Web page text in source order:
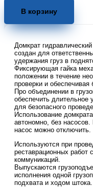
Домкрат
TOR
HHYG-
20100LS
(ДГ20П100Г)
20
т
с
фиксирующей
гайкой
В корзину
Домкрат
создан для
удержания груз в
Фиксирующая гайка
положении в течение
проверки и обеспечивая
Про объединении в
обеспечить длительное
для безопасного
Использование
автономно, без
насос можно отключить.
Используются при
реставрационных работ
коммуникаций.
Выпускаются
исполнения одной
подхвата и ходом штока.